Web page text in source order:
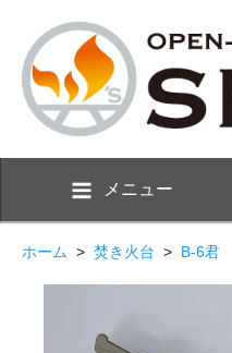
メニュー
ホーム > 焚き火台 > B-6君